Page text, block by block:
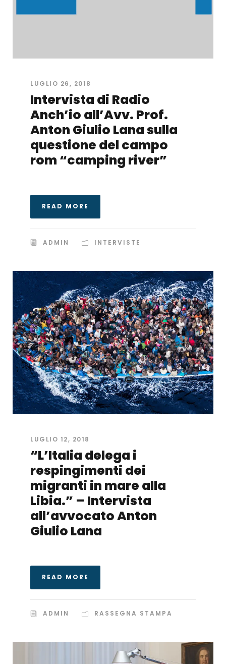
LUGLIO 26, 2018
Intervista di Radio
Anch’io all’Avv. Prof.
Anton Giulio Lana sulla
questione del campo
rom “camping river”
READ MORE
ADMIN INTERVISTE
LUGLIO 12, 2018
“L’Italia delega i
respingimenti dei
migranti in mare alla
Libia.” – Intervista
all’avvocato Anton
Giulio Lana
READ MORE
ADMIN RASSEGNA STAMPA